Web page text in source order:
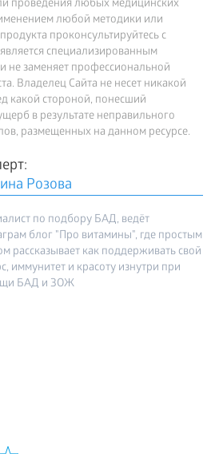
проведения любых медицинских
любой методики или
проконсультируйтесь с
специализированным
не заменяет профессиональной
Владелец Сайта не несет никакой
какой стороной, понесший
в результате неправильного
размещенных на данном ресурсе.
Розова
по подбору БАД, ведёт
блог "Про витамины", где простым
рассказывает как поддерживать свой
иммунитет и красоту изнутри при
БАД и ЗОЖ